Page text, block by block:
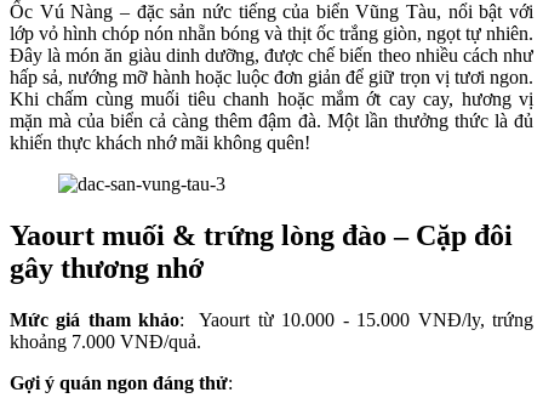
Ốc Vú Nàng – đặc sản nức tiếng của biển Vũng Tàu, nổi bật với
lớp vỏ hình chóp nón nhẵn bóng và thịt ốc trắng giòn, ngọt tự nhiên.
Đây là món ăn giàu dinh dưỡng, được chế biến theo nhiều cách như
hấp sả, nướng mỡ hành hoặc luộc đơn giản để giữ trọn vị tươi ngon.
Khi chấm cùng muối tiêu chanh hoặc mắm ớt cay cay, hương vị
mặn mà của biển cả càng thêm đậm đà. Một lần thưởng thức là đủ
khiến thực khách nhớ mãi không quên!
Yaourt muối & trứng lòng đào – Cặp đôi
gây thương nhớ
Mức giá tham khảo: Yaourt từ 10.000 - 15.000 VNĐ/ly, trứng
khoảng 7.000 VNĐ/quả.
Gợi ý quán ngon đáng thử: